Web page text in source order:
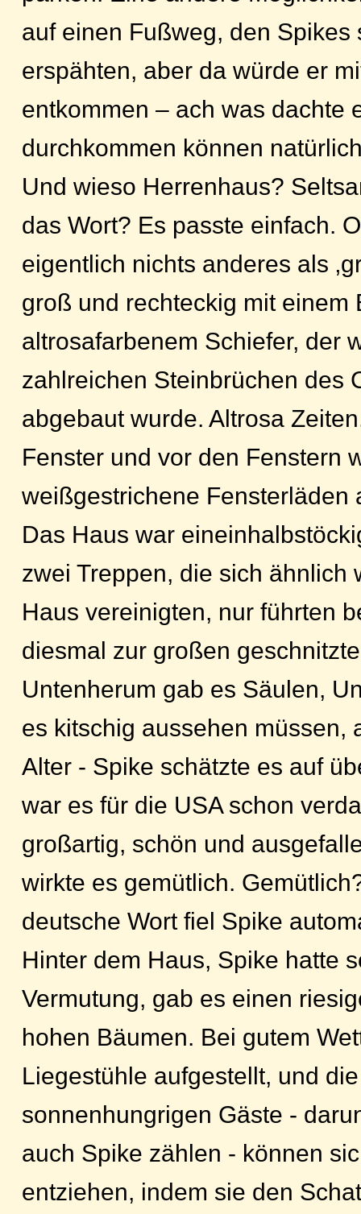
auf einen Fußweg, den Spikes
erspähten, aber da würde er
entkommen – ach was dachte
durchkommen können
Und wieso Herrenhaus?
das Wort? Es passte einfach.
eigentlich nichts anderes als
groß und rechteckig mit einem
altrosafarbenem Schiefer, der
zahlreichen Steinbrüchen des
abgebaut wurde. Altrosa
Fenster und vor den Fenstern
weißgestrichene Fensterläden
Das Haus war
zwei Treppen, die sich ähnlich
Haus vereinigten, nur führten
diesmal zur großen
Untenherum gab es Säulen,
es kitschig aussehen müssen,
Alter - Spike schätzte es auf
war es für die USA schon
großartig, schön und
wirkte es gemütlich.
deutsche Wort fiel Spike
Hinter dem Haus, Spike hatte
Vermutung, gab es einen
hohen Bäumen. Bei gutem
Liegestühle aufgestellt, und
sonnenhungrigen Gäste -
auch Spike zählen - können
entziehen, indem sie den